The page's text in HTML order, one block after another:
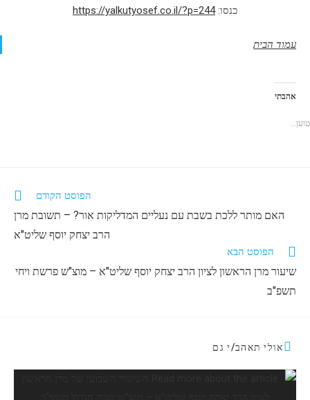
כנסו:https://yalkutyosef.co.il/?p=244
עמוד הבית
אהבתי
טוען...
הפוסט הקודם
האם מותר ללכת בשבת עם נעליים המדליקות אור? – תשובת מרן
הרב יצחק יוסף שליט"א
הפוסט הבא
שיעור מרן הראשון לציון הרב יצחק יוסף שליט"א – מוצ"ש פרשת ויחי
תשפ"ב
אולי תאהב/י גם